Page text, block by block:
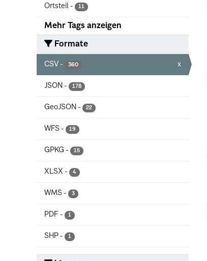
Ortsteil - 11
Mehr Tags anzeigen
Formate
CSV - 360 x
JSON - 178
GeoJSON - 22
WFS - 19
GPKG - 15
XLSX - 4
WMS - 3
PDF - 1
SHP - 1